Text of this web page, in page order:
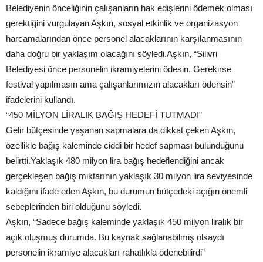
Belediyenin önceliğinin çalışanların hak edişlerini ödemek olması
gerektiğini vurgulayan Aşkın, sosyal etkinlik ve organizasyon
harcamalarından önce personel alacaklarının karşılanmasının
daha doğru bir yaklaşım olacağını söyledi.Aşkın, “Silivri
Belediyesi önce personelin ikramiyelerini ödesin. Gerekirse
festival yapılmasın ama çalışanlarımızın alacakları ödensin”
ifadelerini kullandı.
“450 MİLYON LİRALIK BAĞIŞ HEDEFİ TUTMADI”
Gelir bütçesinde yaşanan sapmalara da dikkat çeken Aşkın,
özellikle bağış kaleminde ciddi bir hedef sapması bulunduğunu
belirtti.Yaklaşık 480 milyon lira bağış hedeflendiğini ancak
gerçekleşen bağış miktarının yaklaşık 30 milyon lira seviyesinde
kaldığını ifade eden Aşkın, bu durumun bütçedeki açığın önemli
sebeplerinden biri olduğunu söyledi.
Aşkın, “Sadece bağış kaleminde yaklaşık 450 milyon liralık bir
açık oluşmuş durumda. Bu kaynak sağlanabilmiş olsaydı
personelin ikramiye alacakları rahatlıkla ödenebilirdi”